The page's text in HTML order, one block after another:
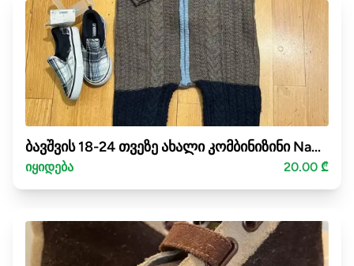
ბავშვის 18-24 თვეზე ახალი კომბინიზინი Name it.
იყიდება 20.00 ₾